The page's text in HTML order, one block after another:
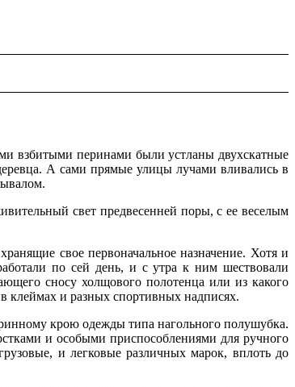
взбитыми перинами были устланы двухскатные
А сами прямые улицы лучами вливались в
свет предвесенней поры, с ее веселым
свое первоначальное назначение. Хотя и
по сей день, и с утра к ним шествовали
сносу холщового полотенца или из какого
клеймах и разных спортивных надписях.
крою одежды типа нагольного полушубка.
и особыми приспособлениями для ручного
и легковые различных марок, вплоть до